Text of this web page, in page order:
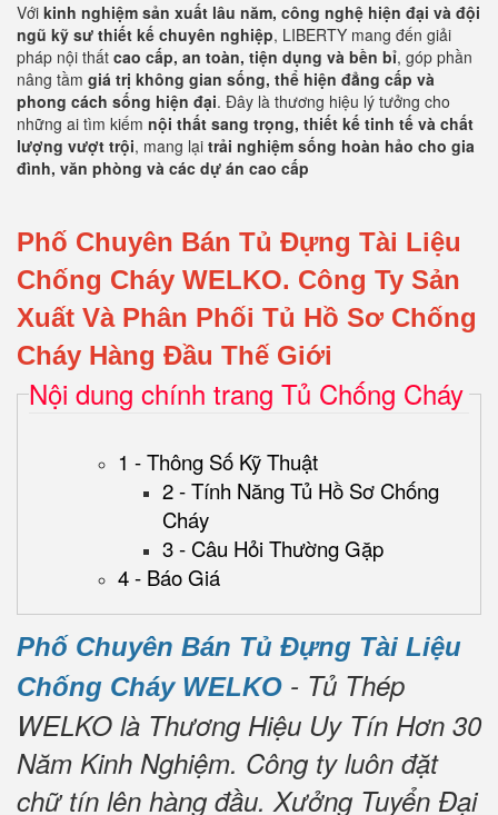
Với kinh nghiệm sản xuất lâu năm, công nghệ hiện đại và đội
ngũ kỹ sư thiết kế chuyên nghiệp, LIBERTY mang đến giải
pháp nội thất cao cấp, an toàn, tiện dụng và bền bỉ, góp phần
nâng tầm giá trị không gian sống, thể hiện đẳng cấp và
phong cách sống hiện đại. Đây là thương hiệu lý tưởng cho
những ai tìm kiếm nội thất sang trọng, thiết kế tinh tế và chất
lượng vượt trội, mang lại trải nghiệm sống hoàn hảo cho gia
đình, văn phòng và các dự án cao cấp
Phố Chuyên Bán Tủ Đựng Tài Liệu
Chống Cháy WELKO. Công Ty Sản
Xuất Và Phân Phối Tủ Hồ Sơ Chống
Cháy Hàng Đầu Thế Giới
Nội dung chính trang Tủ Chống Cháy
1 - Thông Số Kỹ Thuật
2 - Tính Năng Tủ Hồ Sơ Chống
Cháy
3 - Câu Hỏi Thường Gặp
4 - Báo Giá
Phố Chuyên Bán Tủ Đựng Tài Liệu
Chống Cháy WELKO - Tủ Thép
WELKO là Thương Hiệu Uy Tín Hơn 30
Năm Kinh Nghiệm. Công ty luôn đặt
chữ tín lên hàng đầu. Xưởng Tuyển Đại